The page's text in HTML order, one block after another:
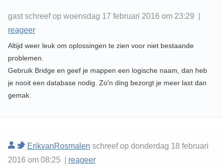
gast schreef op woensdag 17 februari 2016 om 23:29 |
reageer
Altijd weer leuk om oplossingen te zien voor niet bestaande
problemen.
Gebruik Bridge en geef je mappen een logische naam, dan heb
je nooit een database nodig. Zo'n ding bezorgt je meer last dan
gemak.
ErikvanRosmalen schreef op donderdag 18 februari
2016 om 08:25 | reageer